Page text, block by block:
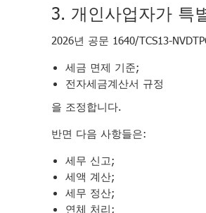
3. 개인사업자가 특
2026년 공문 1640/TCS13-
세금 면제 기준;
전자세금계산서 규정
을 조정합니다.
반면 다음 사항들은:
세무 신고;
세액 계산;
세무 정산;
연체 처리;